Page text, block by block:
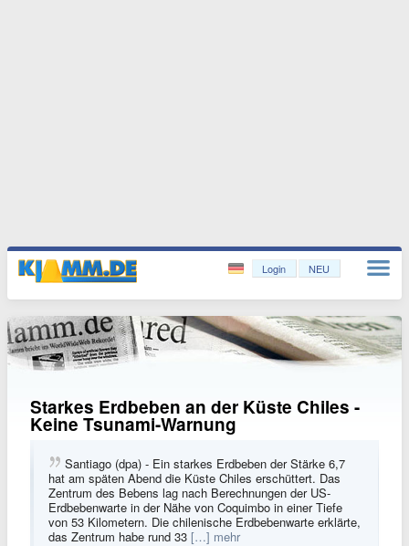
Login NEU
Starkes Erdbeben an der Küste Chiles -
Keine Tsunami-Warnung
Santiago (dpa) - Ein starkes Erdbeben der Stärke 6,7
hat am späten Abend die Küste Chiles erschüttert. Das
Zentrum des Bebens lag nach Berechnungen der US-
Erdbebenwarte in der Nähe von Coquimbo in einer Tiefe
von 53 Kilometern. Die chilenische Erdbebenwarte erklärte,
das Zentrum habe rund 33 […] mehr